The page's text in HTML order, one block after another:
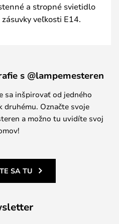
a stropné svietidlo
veľkosti E14.
s @lampemesteren
sa inšpirovať od jedného
druhému. Označte svoje
a možno tu uvidíte svoj
SA TU